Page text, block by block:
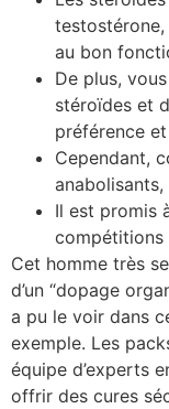
testostérone,
au bon
De plus,
stéroïdes et
préférence
Cependant,
Il est promis
compétitions
Cet homme très
d’un “dopage
a pu le voir dans
exemple. Les
équipe d’experts
offrir des cures